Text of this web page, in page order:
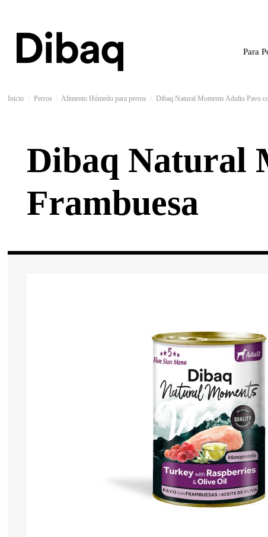
Para
Inicio Perros Alimento Húmedo para perros Dibaq Natural Moments Adulto Pavo
Dibaq Natural
Frambuesa